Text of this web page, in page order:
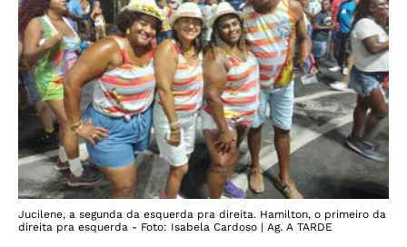
Jucilene, a segunda da esquerda pra direita. Hamilton, o primeiro da
direita pra esquerda - Foto: Isabela Cardoso | Ag. A TARDE